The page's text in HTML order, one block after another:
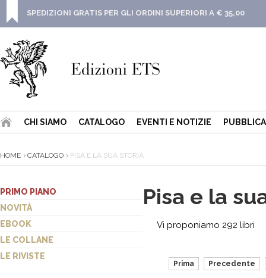
SPEDIZIONI GRATIS PER GLI ORDINI SUPERIORI A € 35,00
CHI SIAMO CATALOGO EVENTI E NOTIZIE
HOME CATALOGO PISA E LA SUA STORIA
PRIMO PIANO
NOVITÀ
EBOOK
LE COLLANE
LE RIVISTE
Pisa e la
Vi proponiamo 292 libri
Prima Precedente